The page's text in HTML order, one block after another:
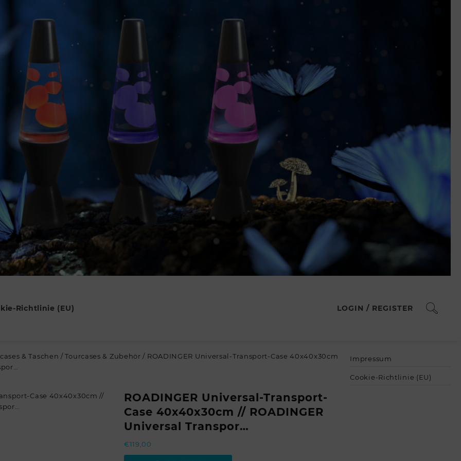
Richtlinie (EU) LOGIN / REGISTER
& Taschen /Tourcases & Zubehör / ROADINGER Universal-Transport-Case 40x40x30cm
ROADINGER Universal-Transport-
Case 40x40x30cm // ROADINGER
Universal Transpor…
€119,00
Impressum
Cookie-Richtlinie (EU)